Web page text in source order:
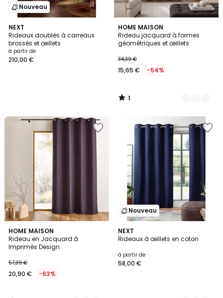
Nouveau
NEXT
Rideaux doublés à carreaux
brossés et œillets
à partir de
210,00 €
HOME MAISON
Rideau jacquard à formes
géométriques et œillets
34,39 €
15,65 € -54%
1
/
5
2
Couleurs
1
/
HOME MAISON
Rideau en Jacquard à
Imprimés Design
57,39 €
20,90 € -63%
1
/
5
4
Couleurs
Nouveau
NEXT
Rideaux à œillets en coton
à partir de
58,00 €
9
Couleurs